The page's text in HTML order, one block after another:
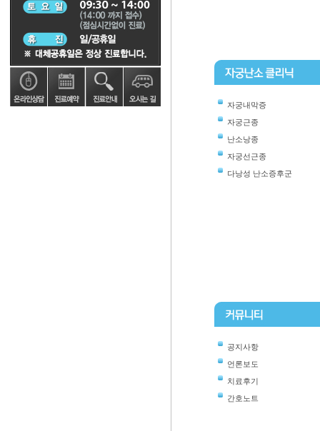
자궁내막증
자궁근종
난소낭종
자궁선근종
다낭성 난소증후군
공지사항
언론보도
치료후기
간호노트